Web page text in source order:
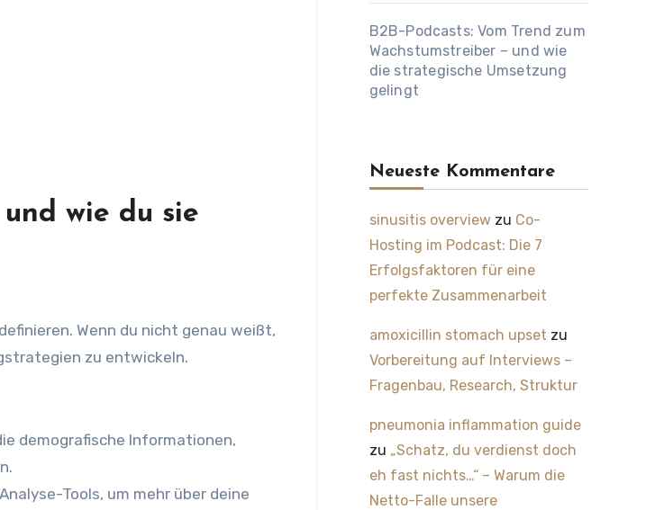
wie du sie
Wenn du nicht genau weißt,
zu entwickeln.
demografische Informationen,
Tools, um mehr über deine
B2B-Podcasts: Vom Trend zum
Wachstumstreiber – und wie
die strategische Umsetzung
gelingt
Neueste Kommentare
sinusitis overviewzu Co-
Hosting im Podcast: Die 7
Erfolgsfaktoren für eine
perfekte Zusammenarbeit
amoxicillin stomach upset zu
Vorbereitung auf Interviews –
Fragenbau, Research, Struktur
pneumonia inflammation guide
zu „Schatz, du verdienst doch
eh fast nichts…“ – Warum die
Netto-Falle unsere